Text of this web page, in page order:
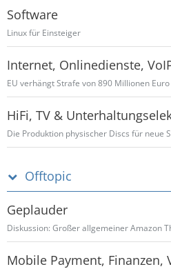
Software
Linux für Einsteiger
EU verhängt Strafe von 890 Millionen
HiFi, TV &
Offtopic
Geplauder